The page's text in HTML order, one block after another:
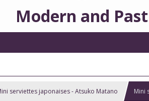
Modern and Past
serviettes japonaises - Atsuko Matano Mini